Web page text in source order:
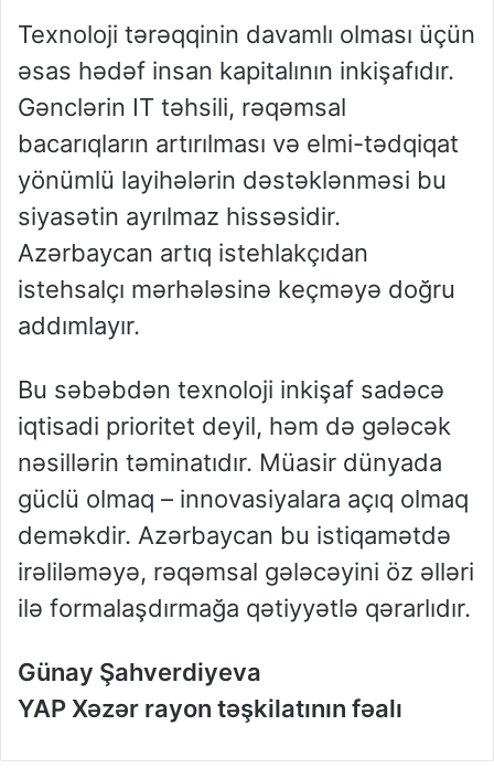
Texnoloji tərəqqinin davamlı olması üçün
əsas hədəf insan kapitalının inkişafıdır.
Gənclərin IT təhsili, rəqəmsal
bacarıqların artırılması və elmi-tədqiqat
yönümlü layihələrin dəstəklənməsi bu
siyasətin ayrılmaz hissəsidir.
Azərbaycan artıq istehlakçıdan
istehsalçı mərhələsinə keçməyə doğru
addımlayır.
Bu səbəbdən texnoloji inkişaf sadəcə
iqtisadi prioritet deyil, həm də gələcək
nəsillərin təminatıdır. Müasir dünyada
güclü olmaq – innovasiyalara açıq olmaq
deməkdir. Azərbaycan bu istiqamətdə
irəliləməyə, rəqəmsal gələcəyini öz əlləri
ilə formalaşdırmağa qətiyyətlə qərarlıdır.
Günay Şahverdiyeva
YAP Xəzər rayon təşkilatının fəalı